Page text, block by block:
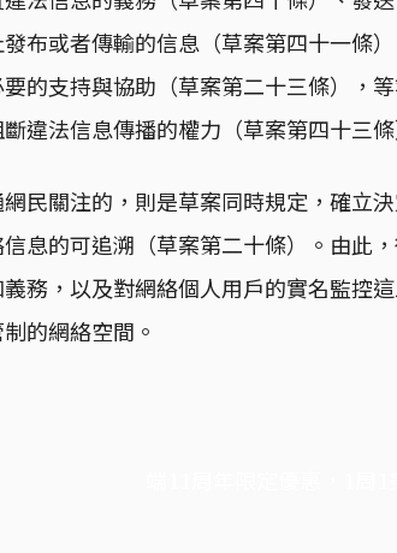
布或者傳輸的信息（草案第四十一條
的支持與協助（草案第二十三條），
違法信息傳播的權力（草案第四十三
民關注的，則是草案同時規定，確立
息的可追溯（草案第二十條）。由此
務，以及對網絡個人用戶的實名監控
的網絡空間。